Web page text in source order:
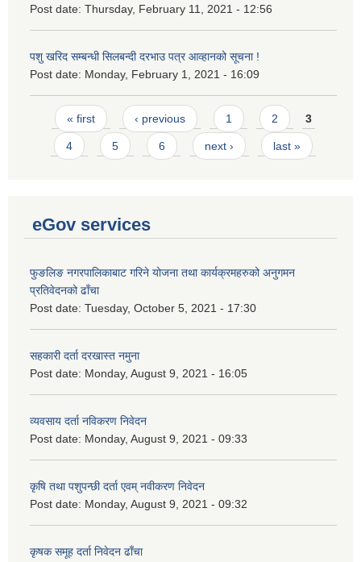
Post date: Thursday, February 11, 2021 - 12:56
पशु खरिद सम्बन्धी सिलबन्दी दरभाउ पत्र आव्हानको सूचना !
Post date: Monday, February 1, 2021 - 16:09
Pages
« first ‹ previous 1 2 3
4 5 6 next › last »
eGov services
फुङलिङ नगरपालिकाबाट गरिने योजना तथा कार्यक्रमहरुको अनुगमन
प्रतिवेदनको ढाँचा
Post date: Tuesday, October 5, 2021 - 17:30
सहकारी दर्ता दरखास्त नमुना
Post date: Monday, August 9, 2021 - 16:05
व्यवसाय दर्ता नविकरण निवेदन
Post date: Monday, August 9, 2021 - 09:33
कृषि तथा पशुपन्छी दर्ता एवम् नवीकरण निवेदन
Post date: Monday, August 9, 2021 - 09:32
कृषक समूह दर्ता निवेदन ढाँचा